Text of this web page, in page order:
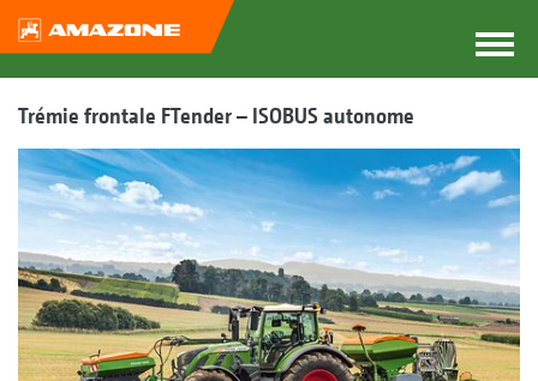
Trémie frontale FTender – ISOBUS autonome